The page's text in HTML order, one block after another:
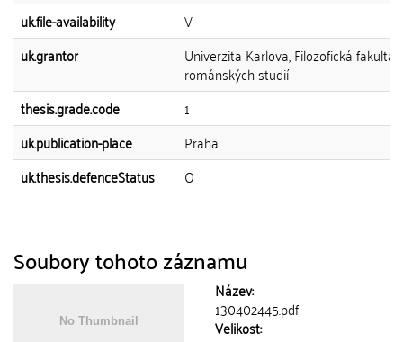
uk.file-availability
V
uk.grantor
Univerzita Karlova, Filozofická fakulta,
románských studií
thesis.grade.code
1
uk.publication-place
Praha
uk.thesis.defenceStatus
O
Soubory tohoto záznamu
Název:
130402445.pdf
Velikost: